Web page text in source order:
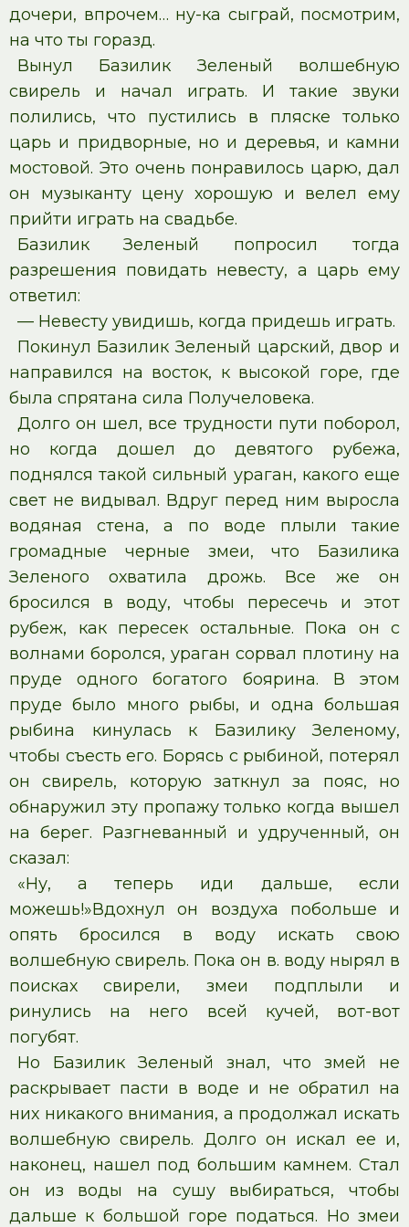
дочери, впрочем… ну-ка сыграй, посмотрим,
на что ты горазд.
Вынул Базилик Зеленый волшебную
свирель и начал играть. И такие звуки
полились, что пустились в пляске только
царь и придворные, но и деревья, и камни
мостовой. Это очень понравилось царю, дал
он музыканту цену хорошую и велел ему
прийти играть на свадьбе.
Базилик Зеленый попросил тогда
разрешения повидать невесту, а царь ему
ответил:
— Невесту увидишь, когда придешь играть.
Покинул Базилик Зеленый царский, двор и
направился на восток, к высокой горе, где
была спрятана сила Получеловека.
Долго он шел, все трудности пути поборол,
но когда дошел до девятого рубежа,
поднялся такой сильный ураган, какого еще
свет не видывал. Вдруг перед ним выросла
водяная стена, а по воде плыли такие
громадные черные змеи, что Базилика
Зеленого охватила дрожь. Все же он
бросился в воду, чтобы пересечь и этот
рубеж, как пересек остальные. Пока он с
волнами боролся, ураган сорвал плотину на
пруде одного богатого боярина. В этом
пруде было много рыбы, и одна большая
рыбина кинулась к Базилику Зеленому,
чтобы съесть его. Борясь с рыбиной, потерял
он свирель, которую заткнул за пояс, но
обнаружил эту пропажу только когда вышел
на берег. Разгневанный и удрученный, он
сказал:
«Ну, а теперь иди дальше, если
можешь!»Вдохнул он воздуха побольше и
опять бросился в воду искать свою
волшебную свирель. Пока он в. воду нырял в
поисках свирели, змеи подплыли и
ринулись на него всей кучей, вот-вот
погубят.
Но Базилик Зеленый знал, что змей не
раскрывает пасти в воде и не обратил на
них никакого внимания, а продолжал искать
волшебную свирель. Долго он искал ее и,
наконец, нашел под большим камнем. Стал
он из воды на сушу выбираться, чтобы
дальше к большой горе податься. Но змеи